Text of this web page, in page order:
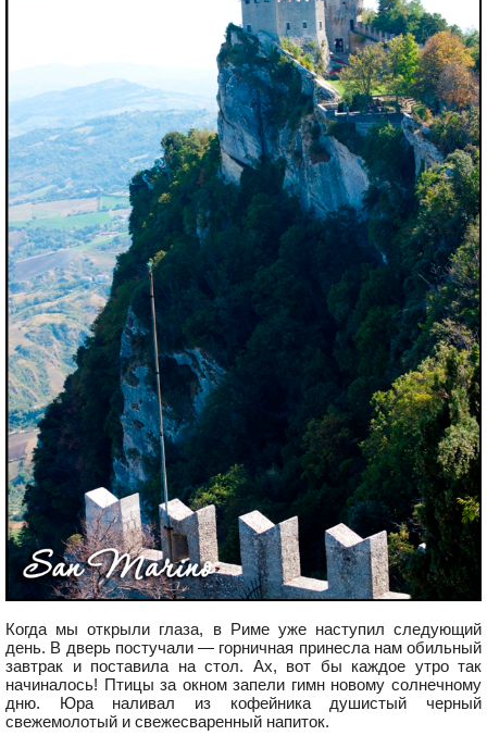
Когда мы открыли глаза, в Риме уже наступил следующий
день. В дверь постучали — горничная принесла нам обильный
завтрак и поставила на стол. Ах, вот бы каждое утро так
начиналось! Птицы за окном запели гимн новому солнечному
дню. Юра наливал из кофейника душистый черный
свежемолотый и свежесваренный напиток.